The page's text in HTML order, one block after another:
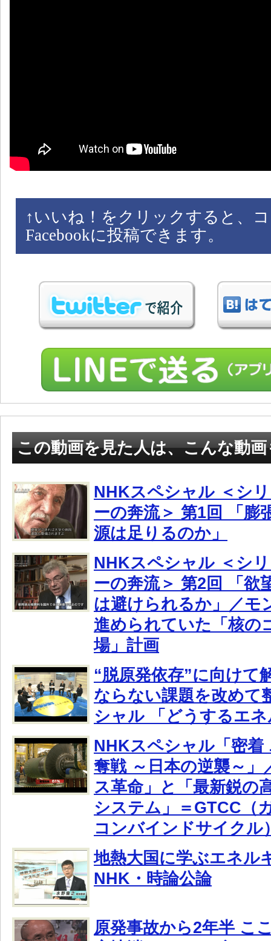
↑ いいね！をクリックすると、
Facebookに投稿できます。
この動画を見た人は、こんな動
NHKスペシャル ＜シ
ーの奔流＞ 第1回 「
源は足りるのか」
NHKスペシャル ＜シ
ーの奔流＞ 第2回 「
は避けられるか」／モ
進められていた「核の
場」計画
“脱原発依存”に向けて
ならない課題を改めて
シャル 「どうするエ
NHKスペシャル「密着
奪戦 ～日本の逆襲～」
ス革命」と「最新鋭の
システム」＝GTCC（
コンバインドサイクル
地熱大国に学ぶエネル
NHK・時論公論
原発事故から2年半 こ